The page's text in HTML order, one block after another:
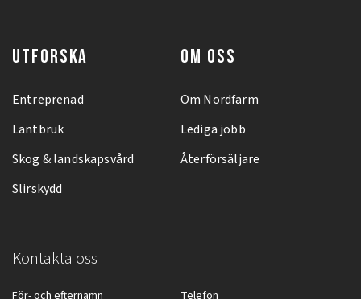
UTFORSKA
Entreprenad
Lantbruk
Skog & landskapsvård
Slirskydd
OM OSS
Om Nordfarm
Lediga jobb
Återförsäljare
Kontakta oss